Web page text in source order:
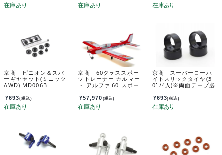
京商 ピニオン＆スパ
ーギヤセット(ミニッツ
AWD) MD006B
¥693(税込)
京商 60クラススポー
ツトレーナー カルマー
ト アルファ 60 スポー
ルム レッド 11275R
¥57,970 (税込)
京商 スーパーローハ
イトスリックタイヤ(3
0ﾟ/4入)※両面テープ必
¥693(税込)